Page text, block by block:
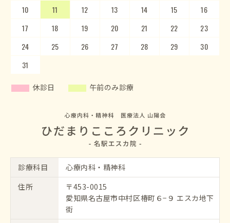
10
11 12 13 14 15
16
17
18 19 20 21 22
23
24
25 26 27 28 29
30
31
14
15 16 17 18 19
20
21
22 23 24 25 26
27
28
29 30
休診日 午前のみ診療
診療科目
心療内科・精神科
住所
〒453-0015
愛知県名古屋市中村区椿町６−９ エスカ地下
街